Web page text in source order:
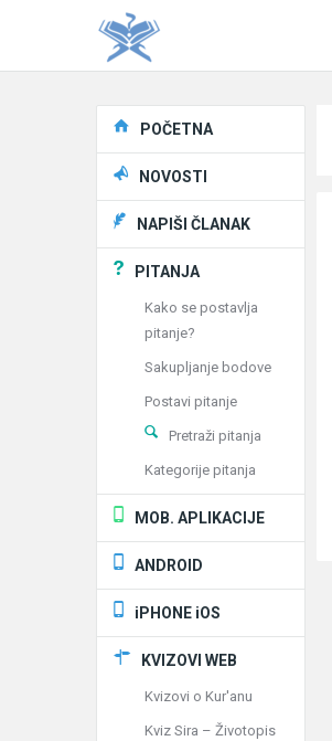
Explore
POČETNA
NOVOSTI
NAPIŠI ČLANAK
PITANJA
Kako se postavlja
pitanje?
Sakupljanje bodove
Postavi pitanje
Pretraži pitanja
Kategorije pitanja
MOB. APLIKACIJE
ANDROID
iPHONE iOS
KVIZOVI WEB
Kvizovi o Kur'anu
Kviz Sira – Životopis